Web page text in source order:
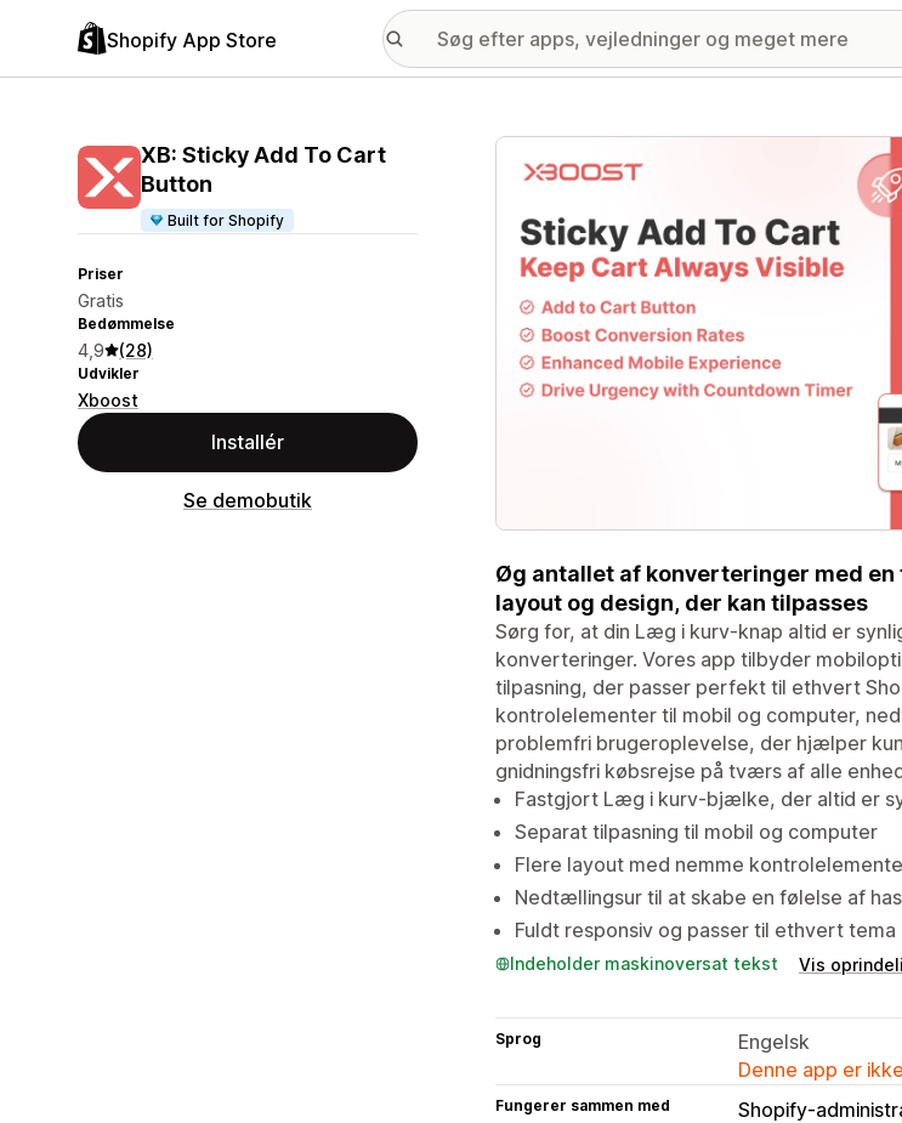
Shopify App Store
XB: Sticky Add To Cart
Button
Built for Shopify
Priser
Gratis
Bedømmelse
4,9 (28)
Udvikler
Xboost
Installér
Se demobutik
Galleri med udvalgte billeder
Øg antallet af konverteringer med
layout og design, der kan tilpasses
Sørg for, at din Læg i kurv-knap altid er
konverteringer. Vores app tilbyder
tilpasning, der passer perfekt til ethvert
kontrolelementer til mobil og computer,
problemfri brugeroplevelse, der hjælper
gnidningsfri købsrejse på tværs af alle
Fastgjort Læg i kurv-bjælke, der altid er
Separat tilpasning til mobil og computer
Flere layout med nemme
Nedtællingsur til at skabe en følelse af
Fuldt responsiv og passer til ethvert tema
Indeholder maskinoversat tekst Vis
Sprog
Engelsk
Denne app er
Fungerer sammen med Shopify-